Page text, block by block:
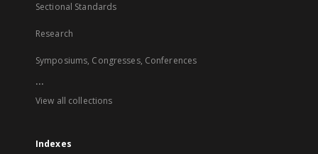
Sectional Standards
Research
Symposiums, Congresses, Conferences
...
View all collections
Indexes